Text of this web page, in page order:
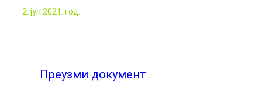
2. јун 2021. год.
Преузми документ